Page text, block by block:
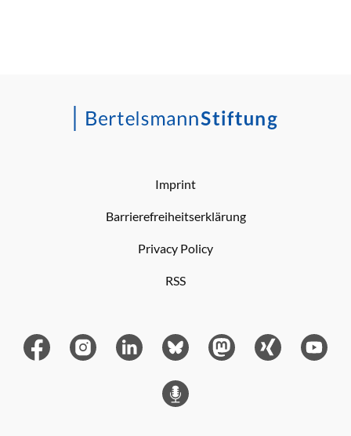
Imprint
Barrierefreiheitserklärung
Privacy Policy
RSS